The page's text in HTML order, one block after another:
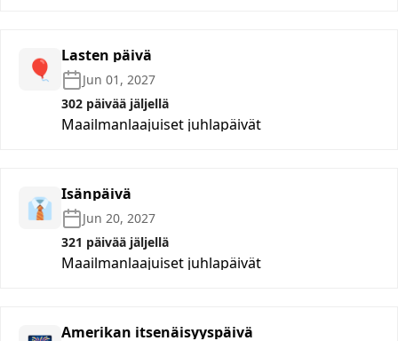
🎈 Lasten päivä
Jun 01, 2027
302 päivää jäljellä
Maailmanlaajuiset juhlapäivät
👔 Isänpäivä
Jun 20, 2027
321 päivää jäljellä
Maailmanlaajuiset juhlapäivät
Amerikan itsenäisyyspäivä